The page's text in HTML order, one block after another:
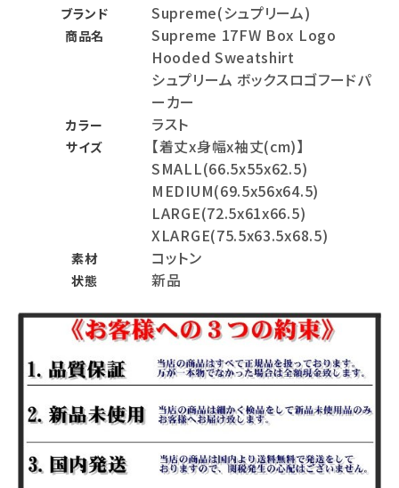
ブランド Supreme(シュプリーム)
商品名
Supreme 17FW Box Logo
Hooded Sweatshirt
シュプリーム ボックスロゴフードパ
ーカー
カラー ラスト
サイズ
【着丈x身幅x袖丈(cm)】
SMALL(66.5x55x62.5)
MEDIUM(69.5x56x64.5)
LARGE(72.5x61x66.5)
XLARGE(75.5x63.5x68.5)
素材 コットン
状態 新品